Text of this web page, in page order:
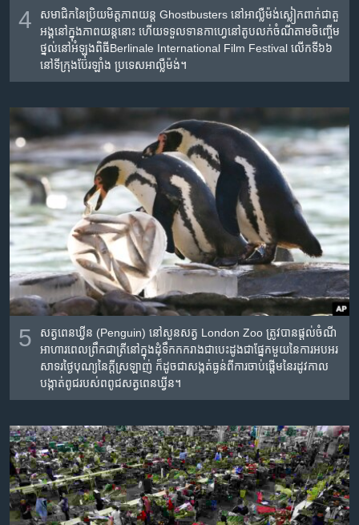
4
សមាជិក​នៃ​ប្រិយមិត្ត​ភាព​យន្ត​ Ghostbusters នៅ​អាល្លឺម៉ង់​ស្លៀកពាក់​ជា​តួ
អង្គ​នៅ​ក្នុង​ភាព​យន្តនោះ ហើយ​ទទួលទាន​កាហ្វេ​នៅ​តូប​លក់​ចំណី​តាម​ចិញ្ចើម​
ថ្នល់នៅ​អំឡុង​ពិធី​Berlinale International Film Festival លើក​ទី​៦៦
នៅ​ទីក្រុង​ប៊ែរឡាំង ប្រទេស​អាល្លឺម៉ង់។
5
សត្វ​ពេនឃ្វីន (Penguin) នៅ​សួន​សត្វ​ London Zoo ត្រូវ​បាន​ផ្តល់​ចំណី​
អាហារ​ពេលព្រឹក​ជា​ត្រី​នៅ​ក្នុង​ដុំ​ទឹកកក​រាង​ជា​បេះដូង​ជា​ផ្នែក​មួយ​នៃ​ការ​អបអរ
សាទរ​ថ្ងៃ​បុណ្យ​នៃ​ក្តី​ស្រឡាញ់ ក៏​ដូចជា​​សង្កត់ធ្ងន់​ពី​ការ​ចាប់ផ្តើម​នៃ​រដូវកាល​
បង្កាត់​ពូជ​របស់​ពពូជ​សត្វ​ពេនឃ្វីន។